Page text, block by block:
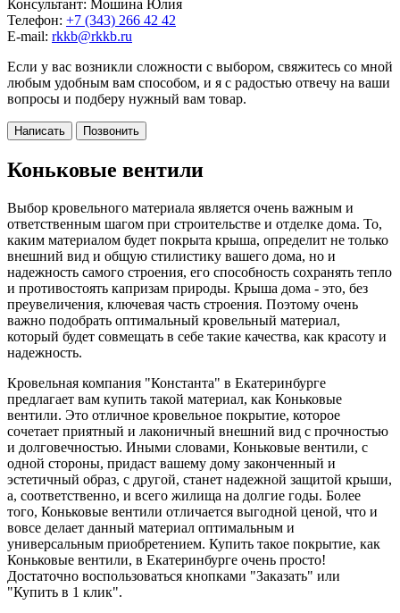
Консультант: Мошина Юлия
Телефон: +7 (343) 266 42 42
E-mail: rkkb@rkkb.ru
Если у вас возникли сложности с выбором, свяжитесь со мной
любым удобным вам способом, и я с радостью отвечу на ваши
вопросы и подберу нужный вам товар.
Написать Позвонить
Коньковые вентили
Выбор кровельного материала является очень важным и
ответственным шагом при строительстве и отделке дома. То,
каким материалом будет покрыта крыша, определит не только
внешний вид и общую стилистику вашего дома, но и
надежность самого строения, его способность сохранять тепло
и противостоять капризам природы. Крыша дома - это, без
преувеличения, ключевая часть строения. Поэтому очень
важно подобрать оптимальный кровельный материал,
который будет совмещать в себе такие качества, как красоту и
надежность.
Кровельная компания "Константа" в Екатеринбурге
предлагает вам купить такой материал, как Коньковые
вентили. Это отличное кровельное покрытие, которое
сочетает приятный и лаконичный внешний вид с прочностью
и долговечностью. Иными словами, Коньковые вентили, с
одной стороны, придаст вашему дому законченный и
эстетичный образ, с другой, станет надежной защитой крыши,
а, соответственно, и всего жилища на долгие годы. Более
того, Коньковые вентили отличается выгодной ценой, что и
вовсе делает данный материал оптимальным и
универсальным приобретением. Купить такое покрытие, как
Коньковые вентили, в Екатеринбурге очень просто!
Достаточно воспользоваться кнопками "Заказать" или
"Купить в 1 клик".